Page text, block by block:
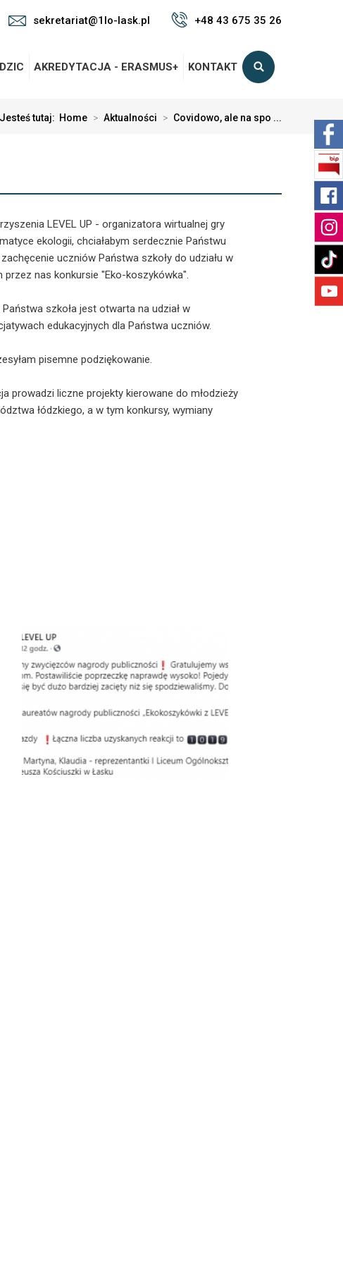
sekretariat@1lo-lask.pl +48 43 675 35 26
AKREDYTACJA - ERASMUS+ KONTAKT
Jesteś tutaj: Home > Aktualności > Covidowo, ale na spo ...
LEVEL UP - organizatora wirtualnej gry
ekologii, chciałabym serdecznie Państwu
uczniów Państwa szkoły do udziału w
przez nas konkursie "Eko-koszykówka".
szkoła jest otwarta na udział w
edukacyjnych dla Państwa uczniów.
pisemne podziękowanie.
prowadzi liczne projekty kierowane do młodzieży
łódzkiego, a w tym konkursy, wymiany